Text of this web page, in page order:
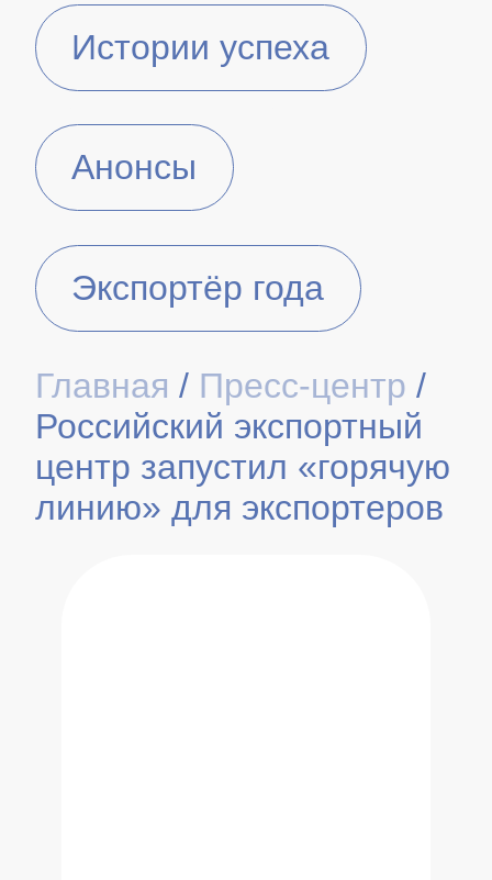
Истории успеха
Анонсы
Экспортёр года
Главная / Пресс-центр /
Российский экспортный
центр запустил «горячую
линию» для экспортеров